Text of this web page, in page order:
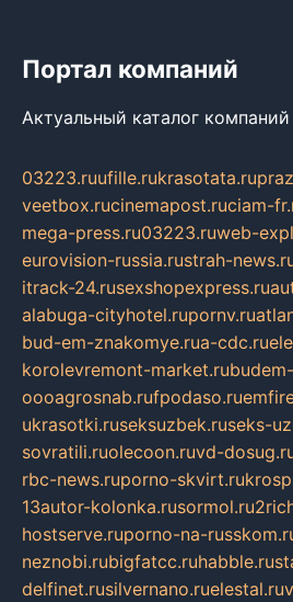
Портал компаний
Актуальный каталог
03223.ruufille.rukrasotata.ru
veetbox.rucinemapost.ruciam-
mega-press.ru03223.ruweb-
eurovision-russia.rustrah-
itrack-24.rusexshopexpress.ru
alabuga-cityhotel.rupornv.ru
bud-em-znakomye.rua-cdc.ru
korolevremont-market.ru
oooagrosnab.rufpodaso.ru
ukrasotki.ruseksuzbek.ruseks-
sovratili.ruolecoon.ruvd-
rbc-news.ruporno-skvirt.ru
13autor-kolonka.rusormol.ru
hostserve.ruporno-na-
neznobi.rubigfatcc.ruhabble.ru
delfinet.rusilvernano.ruelestal.ru